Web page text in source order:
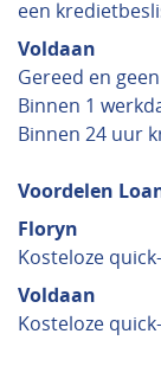
een
Voldaan
Gereed en
Binnen 1
Binnen 24 uur
Voordelen
Floryn
Kosteloze
Voldaan
Kosteloze